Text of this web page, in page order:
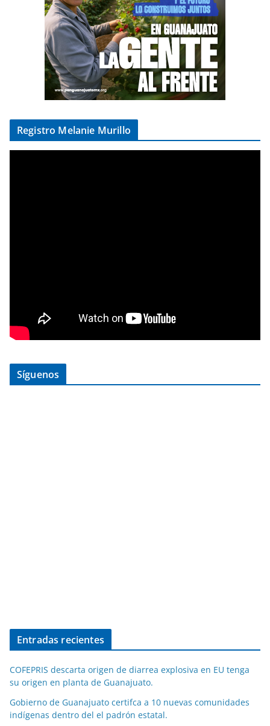
Registro Melanie Murillo
Síguenos
Entradas recientes
COFEPRIS descarta origen de diarrea explosiva en EU tenga
su origen en planta de Guanajuato.
Gobierno de Guanajuato certifca a 10 nuevas comunidades
indígenas dentro del el padrón estatal.